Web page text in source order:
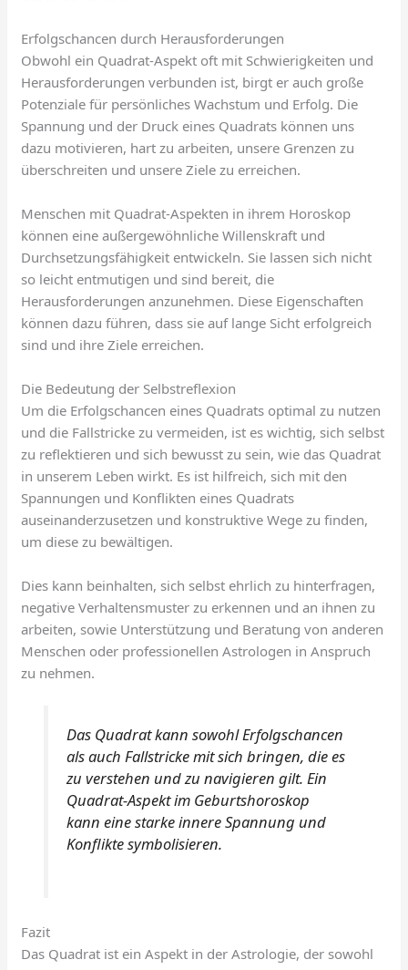
Erfolgschancen durch Herausforderungen
Obwohl ein Quadrat-Aspekt oft mit Schwierigkeiten und
Herausforderungen verbunden ist, birgt er auch große
Potenziale für persönliches Wachstum und Erfolg. Die
Spannung und der Druck eines Quadrats können uns
dazu motivieren, hart zu arbeiten, unsere Grenzen zu
überschreiten und unsere Ziele zu erreichen.
Menschen mit Quadrat-Aspekten in ihrem Horoskop
können eine außergewöhnliche Willenskraft und
Durchsetzungsfähigkeit entwickeln. Sie lassen sich nicht
so leicht entmutigen und sind bereit, die
Herausforderungen anzunehmen. Diese Eigenschaften
können dazu führen, dass sie auf lange Sicht erfolgreich
sind und ihre Ziele erreichen.
Die Bedeutung der Selbstreflexion
Um die Erfolgschancen eines Quadrats optimal zu nutzen
und die Fallstricke zu vermeiden, ist es wichtig, sich selbst
zu reflektieren und sich bewusst zu sein, wie das Quadrat
in unserem Leben wirkt. Es ist hilfreich, sich mit den
Spannungen und Konflikten eines Quadrats
auseinanderzusetzen und konstruktive Wege zu finden,
um diese zu bewältigen.
Dies kann beinhalten, sich selbst ehrlich zu hinterfragen,
negative Verhaltensmuster zu erkennen und an ihnen zu
arbeiten, sowie Unterstützung und Beratung von anderen
Menschen oder professionellen Astrologen in Anspruch
zu nehmen.
Das Quadrat kann sowohl Erfolgschancen
als auch Fallstricke mit sich bringen, die es
zu verstehen und zu navigieren gilt. Ein
Quadrat-Aspekt im Geburtshoroskop
kann eine starke innere Spannung und
Konflikte symbolisieren.
Fazit
Das Quadrat ist ein Aspekt in der Astrologie, der sowohl